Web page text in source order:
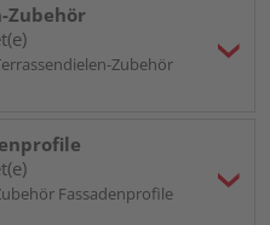
Zubehör
Zubehör
Fassadenprofile